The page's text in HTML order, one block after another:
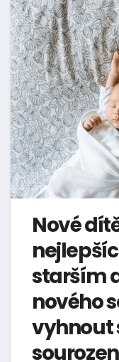
Nové
starším
nového
vyhnout